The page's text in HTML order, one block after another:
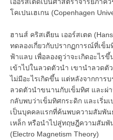
โคเปนเฮเกน (Copenhagen
ฮานส์ คริสเตียน เออร์สเตด
ทดลองเกี่ยวกับปรากฏการณ์ที่เข็
ฟ้าแลบ เพื่อลองดูว่าจะเกิดอะไร
เข้าไปในลวดตัวนำ เขานำลวด
ไม่มีอะไรเกิดขึ้น แต่หลังจากการ
ลวดตัวนำขนานกับเข็มทิศ และผ่
กลับพบว่าเข็มทิศกระดิก และเริ่ม
เป็นบุคคลแรกที่ค้นพบความสัมพั
เหล็ก หรือนำไปสู่ทฤษฎีความสัมพั
(Electro Magnetism Theory)